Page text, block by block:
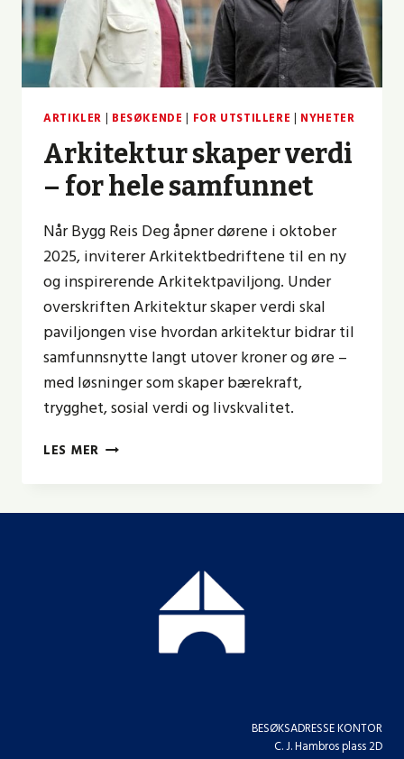
ARTIKLER | BESØKENDE | FOR UTSTILLERE | NYHETER
Arkitektur skaper verdi
– for hele samfunnet
Når Bygg Reis Deg åpner dørene i oktober
2025, inviterer Arkitektbedriftene til en ny
og inspirerende Arkitektpaviljong. Under
overskriften Arkitektur skaper verdi skal
paviljongen vise hvordan arkitektur bidrar til
samfunnsnytte langt utover kroner og øre –
med løsninger som skaper bærekraft,
trygghet, sosial verdi og livskvalitet.
LES MER ARKITEKTUR
–
BESØKSADRESSE KONTOR
C. J. Hambros plass 2D